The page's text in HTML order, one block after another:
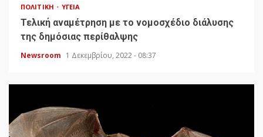
ΠΟΛΙΤΙΚΉ ΥΓΕΊΑ
Τελική αναμέτρηση με το νομοσχέδιο διάλυσης
της δημόσιας περίθαλψης
Newsroom 1 Δεκεμβρίου, 2022 - 08:37